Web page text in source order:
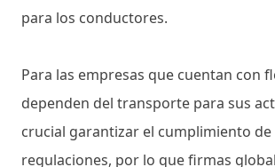
para los conductores.
Para las empresas que cuentan con
dependen del transporte para sus
crucial garantizar el cumplimiento de
regulaciones, por lo que firmas